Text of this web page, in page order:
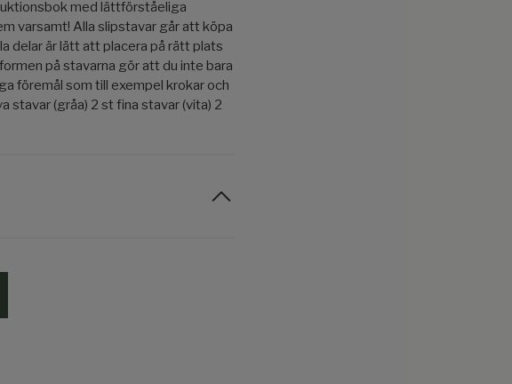
med lättförståeliga
varsamt! Alla slipstavar går att köpa
delar är lätt att placera på rätt plats
på stavarna gör att du inte bara
föremål som till exempel krokar och
stavar (gråa) 2 st fina stavar (vita) 2